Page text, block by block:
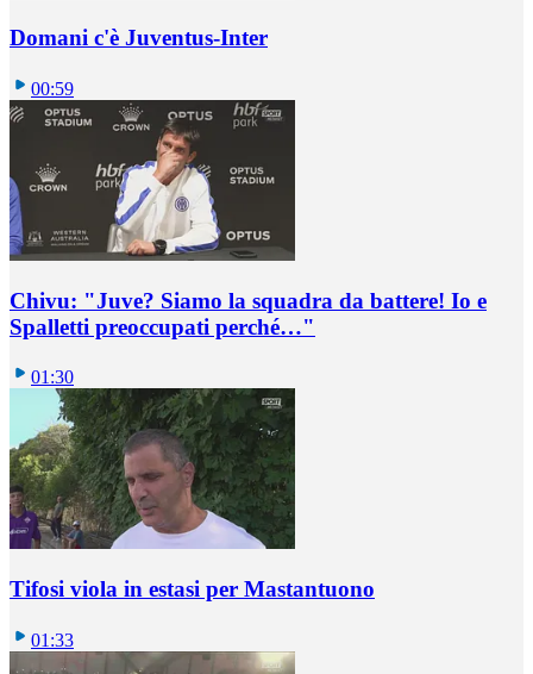
Domani c'è Juventus-Inter
00:59
Chivu: "Juve? Siamo la squadra da battere! Io e
Spalletti preoccupati perché…"
01:30
Tifosi viola in estasi per Mastantuono
01:33